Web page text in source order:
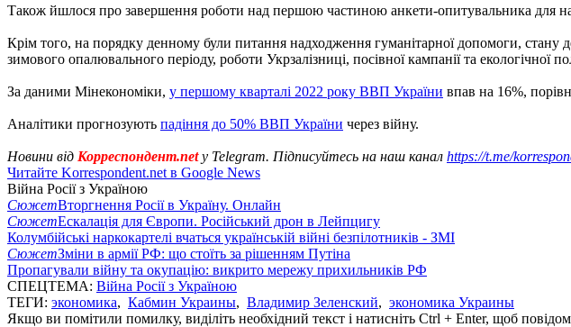
Також йшлося про завершення роботи над першою частиною анкети-опитувальника для
Крім того, на порядку денному були питання надходження гуманітарної допомоги,
зимового опалювального періоду, роботи Укрзалізниці, посівної кампанії та екологічної
За даними Мінекономіки, у першому кварталі 2022 року ВВП України впав на 16%,
Аналітики прогнозують падіння до 50% ВВП України через війну.
Новини від Корреспондент.netу Telegram. Підписуйтесь на наш канал https://t.me/
Читайте Korrespondent.net в Google News
Війна Росії з Україною
СюжетВторгнення Росії в Україну. Онлайн
СюжетЕскалація для Європи. Російський дрон в Лейпцигу
Колумбійські наркокартелі вчаться українській війні безпілотників - ЗМІ
СюжетЗміни в армії РФ: що стоїть за рішенням Путіна
Пропагували війну та окупацію: викрито мережу прихильників РФ
СПЕЦТЕМА: Війна Росії з Україною
ТЕГИ: экономика, Кабмин Украины, Владимир Зеленский, экономика Украины
Якщо ви помітили помилку, виділіть необхідний текст і натисніть Ctrl + Enter, щоб